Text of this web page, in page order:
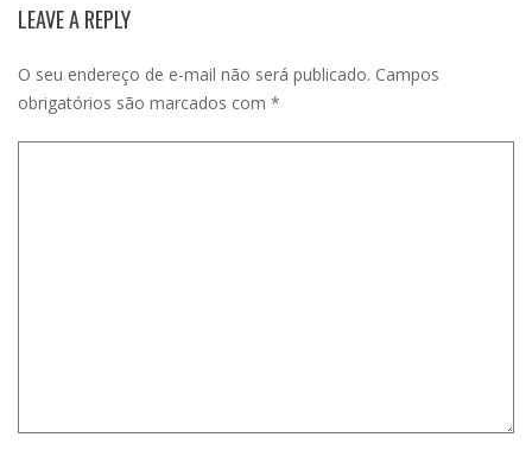
LEAVE A REPLY
O seu endereço de e-mail não será publicado. Campos
obrigatórios são marcados com *